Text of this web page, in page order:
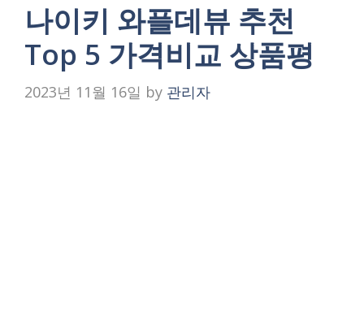
나이키 와플데뷰 추천
Top 5 가격비교 상품평
2023년 11월 16일 by 관리자